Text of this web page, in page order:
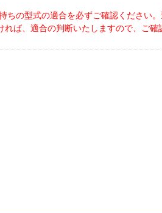
の型式の適合を必ずご確認ください
ば、適合の判断いたしますので、ご確